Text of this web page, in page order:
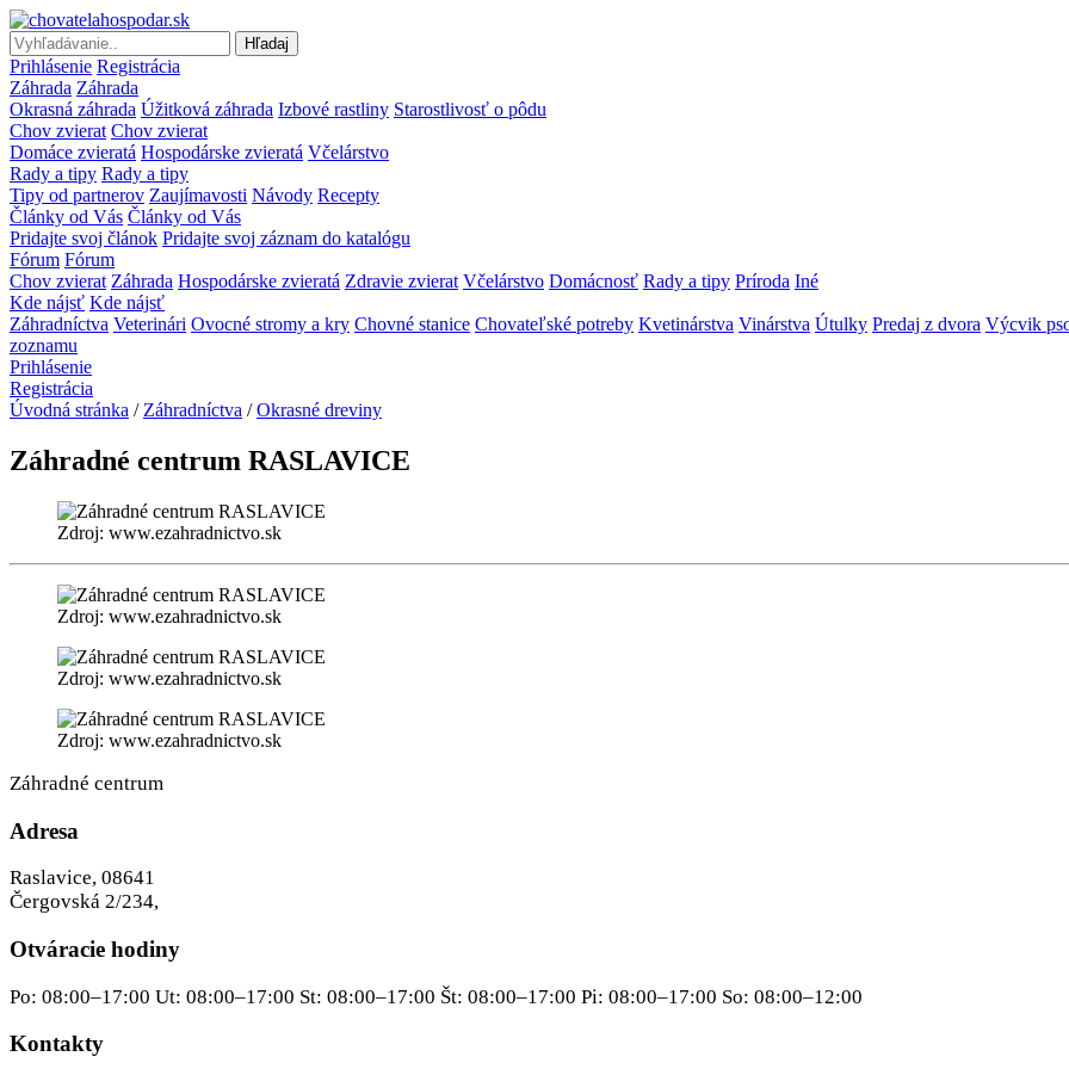
Hľadaj
Prihlásenie Registrácia
Záhrada Záhrada
Okrasná záhrada Úžitková záhrada Izbové rastliny Starostlivosť o pôdu
Chov zvierat Chov zvierat
Domáce zvieratá Hospodárske zvieratá Včelárstvo
Rady a tipy Rady a tipy
Tipy od partnerov Zaujímavosti Návody Recepty
Články od Vás Články od Vás
Pridajte svoj článok Pridajte svoj záznam do katalógu
Fórum Fórum
Chov zvierat Záhrada Hospodárske zvieratá Zdravie zvierat Včelárstvo Domácnosť Rady a tipy Príroda Iné
Kde nájsť Kde nájsť
Záhradníctva Veterinári Ovocné stromy a kry Chovné stanice Chovateľské potreby Kvetinárstva Vinárstva Útulky Predaj z dvora Výcvik
zoznamu
Prihlásenie
Registrácia
Úvodná stránka / Záhradníctva / Okrasné dreviny
Záhradné centrum RASLAVICE
Zdroj: www.ezahradnictvo.sk
Zdroj: www.ezahradnictvo.sk
Zdroj: www.ezahradnictvo.sk
Zdroj: www.ezahradnictvo.sk
Záhradné centrum
Adresa
Raslavice, 08641
Čergovská 2/234,
Otváracie hodiny
Po: 08:00–17:00 Ut: 08:00–17:00 St: 08:00–17:00 Št: 08:00–17:00 Pi: 08:00–17:00 So: 08:00–12:00
Kontakty